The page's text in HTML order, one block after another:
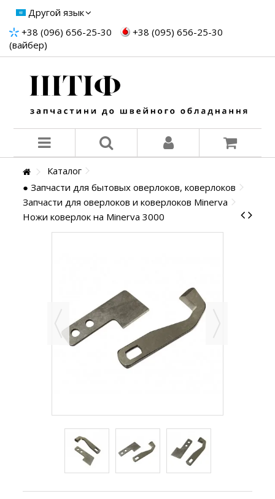
Другой язык
+38 (096) 656-25-30
+38 (095) 656-25-30
(вайбер)
Каталог
● Запчасти для бытовых оверлоков, коверлоков
Запчасти для оверлоков и коверлоков Minerva
Ножи коверлок на Minerva 3000